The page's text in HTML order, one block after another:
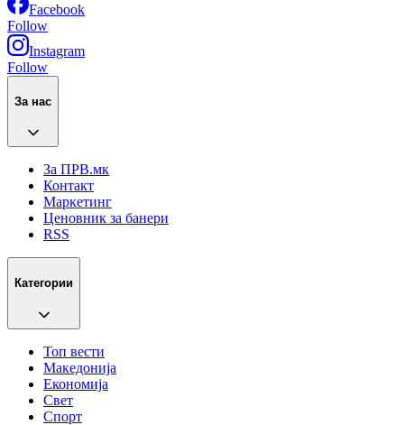
Facebook
Follow
Instagram
Follow
За нас
За ПРВ.мк
Контакт
Маркетинг
Ценовник за банери
RSS
Категории
Топ вести
Македонија
Економија
Свет
Спорт